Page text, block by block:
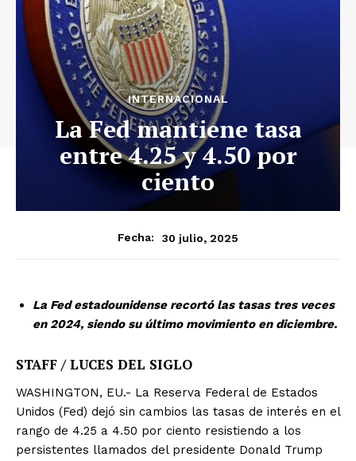
INTERNACIONAL
La Fed mantiene tasa
entre 4.25 y 4.50 por
ciento
Fecha: 30 julio, 2025
La Fed estadounidense recortó las tasas tres veces
en 2024, siendo su último movimiento en diciembre.
STAFF / LUCES DEL SIGLO
WASHINGTON, EU.- La Reserva Federal de Estados
Unidos (Fed) dejó sin cambios las tasas de interés en el
rango de 4.25 a 4.50 por ciento resistiendo a los
persistentes llamados del presidente Donald Trump